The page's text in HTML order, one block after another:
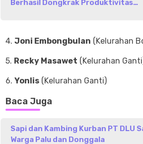
Berhasil Dongkrak Produktivitas
4. Joni Embongbulan (Kelurahan
5. Recky Masawet (Kelurahan
6. Yonlis (Kelurahan Ganti)
Baca Juga
Sapi dan Kambing Kurban PT DLU
Warga Palu dan Donggala